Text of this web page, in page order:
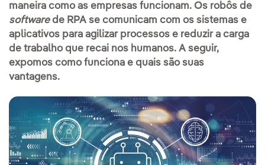
maneira como as empresas funcionam. Os robôs de
software de RPA se comunicam com os sistemas e
aplicativos para agilizar processos e reduzir a carga
de trabalho que recai nos humanos. A seguir,
expomos como funciona e quais são suas
vantagens.